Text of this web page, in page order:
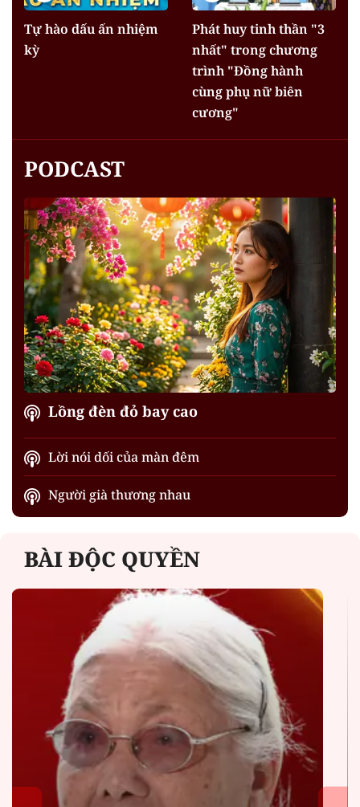
Tự hào dấu ấn nhiệm
kỳ
Phát huy tinh thần "3
nhất" trong chương
trình "Đồng hành
cùng phụ nữ biên
cương"
PODCAST
Lồng đèn đỏ bay cao
Lời nói dối của màn đêm
Người già thương nhau
BÀI ĐỘC QUYỀN